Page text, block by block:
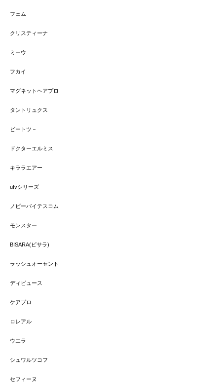
フェム
クリスティーナ
ミーウ
フカイ
マグネットヘアプロ
タントリュクス
ビートツ－
ドクターエルミス
キララエアー
ufvシリーズ
ノビーバイテスコム
モンスター
BISARA(ビサラ)
ラッシュオーセント
ディビュース
ケアプロ
ロレアル
ウエラ
シュワルツコフ
セフィーヌ